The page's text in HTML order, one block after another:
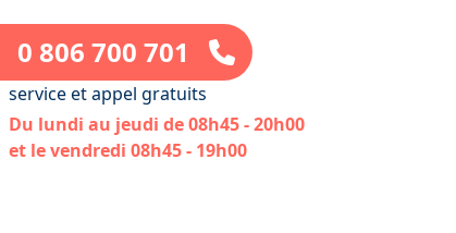
0 806 700 701
service et appel gratuits
Du lundi au jeudi de 08h45 - 20h00
et le vendredi 08h45 - 19h00